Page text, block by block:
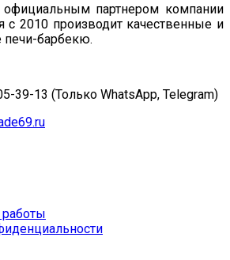
официальным партнером компании
с 2010 производит качественные и
печи-барбекю.
39-13 (Только WhatsApp, Telegram)